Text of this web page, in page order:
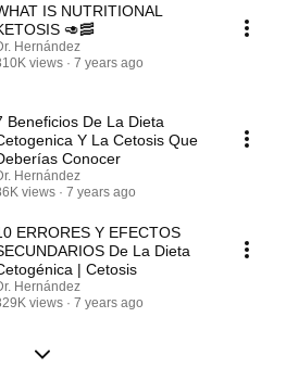
mujer, cetosis y ayuno... y mucho
IS NUTRITIONAL
🥑🥓
Hernández
views
7 years ago
Beneficios De La Dieta
Y La Cetosis Que
Conocer
Hernández
views
7 years ago
ERRORES Y EFECTOS
De La Dieta
| Cetosis
Hernández
views
7 years ago